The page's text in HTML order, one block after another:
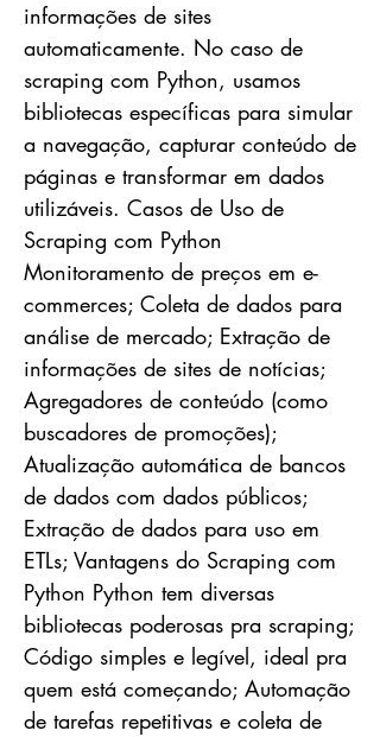
informações de sites
automaticamente. No caso de
scraping com Python, usamos
bibliotecas específicas para simular
a navegação, capturar conteúdo de
páginas e transformar em dados
utilizáveis. Casos de Uso de
Scraping com Python
Monitoramento de preços em e-
commerces; Coleta de dados para
análise de mercado; Extração de
informações de sites de notícias;
Agregadores de conteúdo (como
buscadores de promoções);
Atualização automática de bancos
de dados com dados públicos;
Extração de dados para uso em
ETLs; Vantagens do Scraping com
Python Python tem diversas
bibliotecas poderosas pra scraping;
Código simples e legível, ideal pra
quem está começando; Automação
de tarefas repetitivas e coleta de